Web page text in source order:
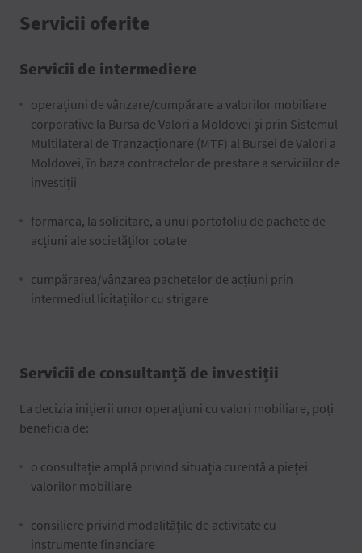
Servicii oferite
Servicii de intermediere
operațiuni de vânzare/cumpărare a valorilor mobiliare
corporative la Bursa de Valori a Moldovei și prin Sistemul
Multilateral de Tranzacționare (MTF) al Bursei de Valori a
Moldovei, în baza contractelor de prestare a serviciilor de
investiții
formarea, la solicitare, a unui portofoliu de pachete de
acțiuni ale societăților cotate
cumpărarea/vânzarea pachetelor de acțiuni prin
intermediul licitațiilor cu strigare
Servicii de consultanță de investiții
La decizia inițierii unor operațiuni cu valori mobiliare, poți
beneficia de:
o consultație amplă privind situația curentă a pieței
valorilor mobiliare
consiliere privind modalitățile de activitate cu
instrumente financiare